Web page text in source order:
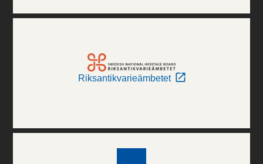
Riksantikvarieämbetet